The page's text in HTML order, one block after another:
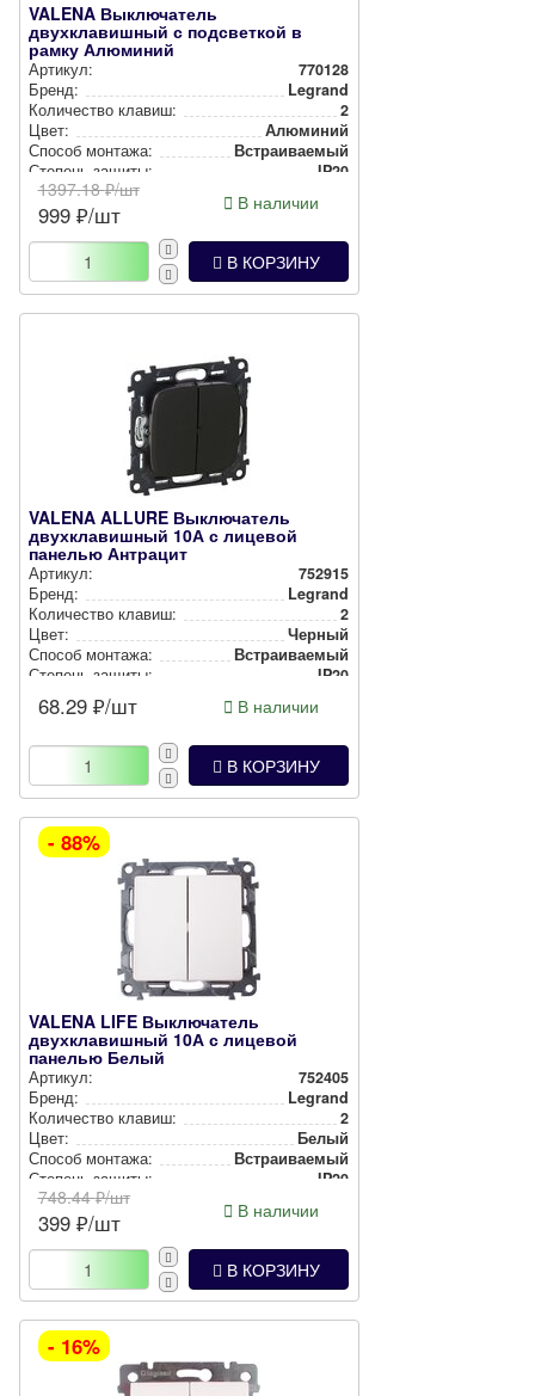
VALENA Выключатель
двухклавишный с подсветкой в
рамку Алюминий
Артикул:
770128
Бренд:
Legrand
Количество клавиш:
2
Цвет:
Алюминий
Способ монтажа:
Встра­ива­емый
Степень защиты:
IP20
1397.18₽/шт
999 ₽/шт В наличии
В КОРЗИНУ
VALENA ALLURE Выключатель
двухклавишный 10А с лицевой
панелью Антрацит
Артикул:
752915
Бренд:
Legrand
Количество клавиш:
2
Цвет:
Черный
Способ монтажа:
Встра­ива­емый
Степень защиты:
IP20
68.29 ₽/шт В наличии
В КОРЗИНУ
- 88%
VALENA LIFE Выключатель
двухклавишный 10А с лицевой
панелью Белый
Артикул:
752405
Бренд:
Legrand
Количество клавиш:
2
Цвет:
Белый
Способ монтажа:
Встра­ива­емый
Степень защиты:
IP20
748.44₽/шт
399 ₽/шт В наличии
В КОРЗИНУ
- 16%